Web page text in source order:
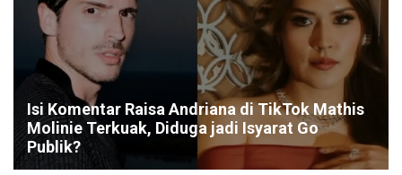
Isi Komentar Raisa Andriana di TikTok Mathis
Molinie Terkuak, Diduga jadi Isyarat Go
Publik?